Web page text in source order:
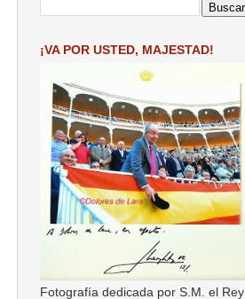
¡VA POR USTED, MAJESTAD!
Fotografía dedicada por S.M. el Rey